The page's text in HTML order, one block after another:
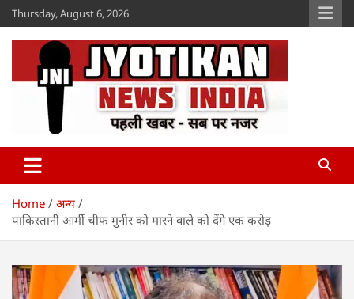
Skip
to
content
Thursday, August 6, 2026
Jyotikan
Home
अन्य
पाकिस्तानी आर्मी चीफ मुनीर को मारने वाले को देंगे एक करोड़